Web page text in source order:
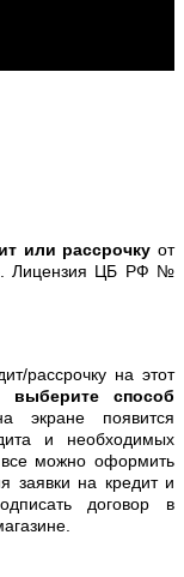
или рассрочку от
Лицензия ЦБ РФ №
рассрочку на этот
способ
экране появится
и необходимых
можно оформить
заявки на кредит и
договор в